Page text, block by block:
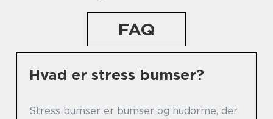
FAQ
Hvad er stress bumser?
Stress bumser er bumser og hudorme, der